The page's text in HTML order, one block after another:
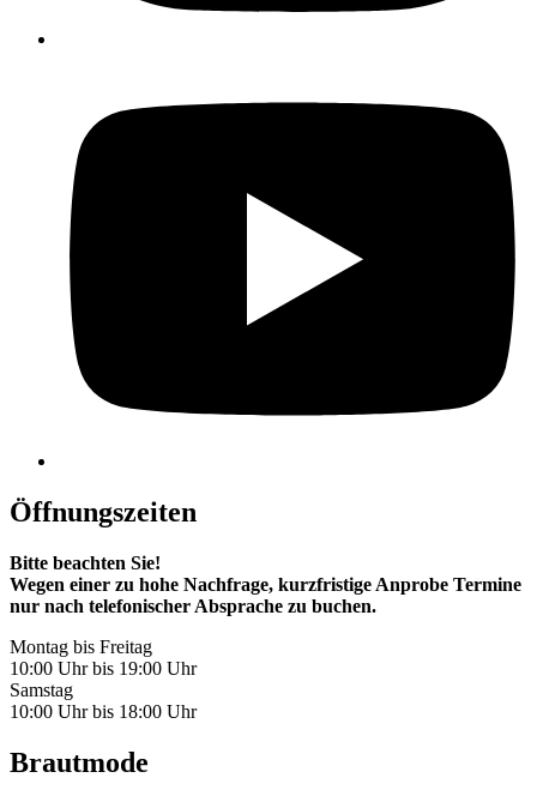
Öffnungszeiten
Bitte beachten Sie!
Wegen einer zu hohe Nachfrage, kurzfristige Anprobe Termine
nur nach telefonischer Absprache zu buchen.
Montag bis Freitag
10:00 Uhr bis 19:00 Uhr
Samstag
10:00 Uhr bis 18:00 Uhr
Brautmode